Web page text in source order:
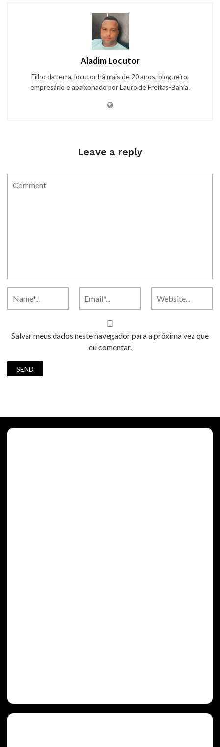
Aladim Locutor
Filho da terra, locutor há mais de 20 anos, blogueiro,
empresário e apaixonado por Lauro de Freitas-Bahia.
Leave a reply
Salvar meus dados neste navegador para a próxima vez que
eu comentar.